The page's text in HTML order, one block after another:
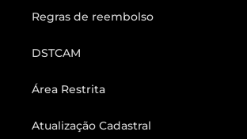
Regras de reembolso
DSTCAM
Área Restrita
Atualização Cadastral